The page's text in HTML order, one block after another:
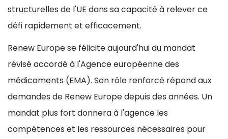
structurelles de l'UE dans sa capacité à relever ce
défi rapidement et efficacement.
Renew Europe se félicite aujourd'hui du mandat
révisé accordé à l'Agence européenne des
médicaments (EMA). Son rôle renforcé répond aux
demandes de Renew Europe depuis des années. Un
mandat plus fort donnera à l'agence les
compétences et les ressources nécessaires pour